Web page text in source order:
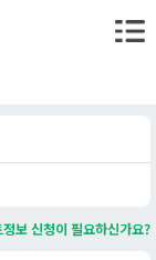
정보 신청이 필요하신가요?